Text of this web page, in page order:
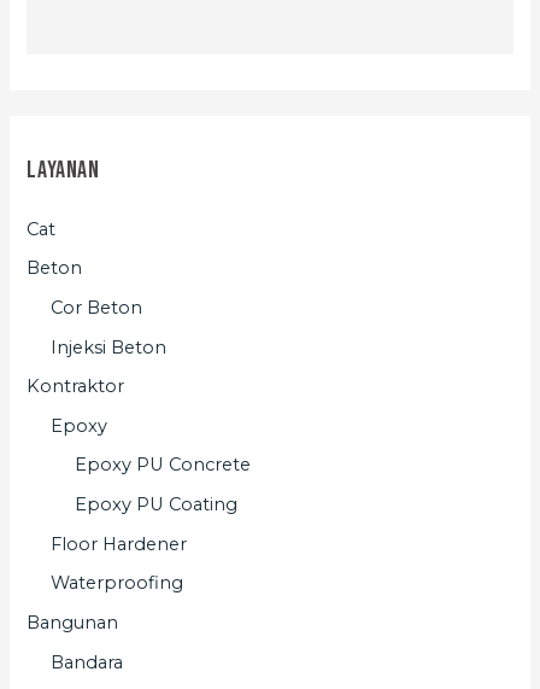
Layanan
Cat
Beton
Cor Beton
Injeksi Beton
Kontraktor
Epoxy
Epoxy PU Concrete
Epoxy PU Coating
Floor Hardener
Waterproofing
Bangunan
Bandara